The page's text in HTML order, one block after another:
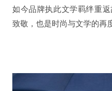
如今品牌执此文学羁绊重
致敬，也是时尚与文学的再